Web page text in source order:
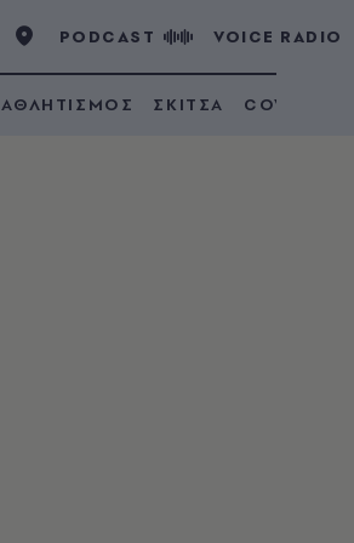
PODCAST VOICE RADIO
ΑΘΛΗΤΙΣΜΟΣ ΣΚΙΤΣΑ COVID 19